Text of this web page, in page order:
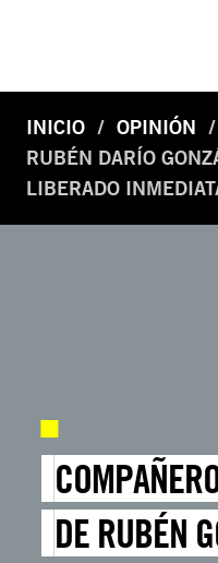
INICIO
OPINIÓN
RUBÉN DARÍO
LIBERADO
DE RUBÉN